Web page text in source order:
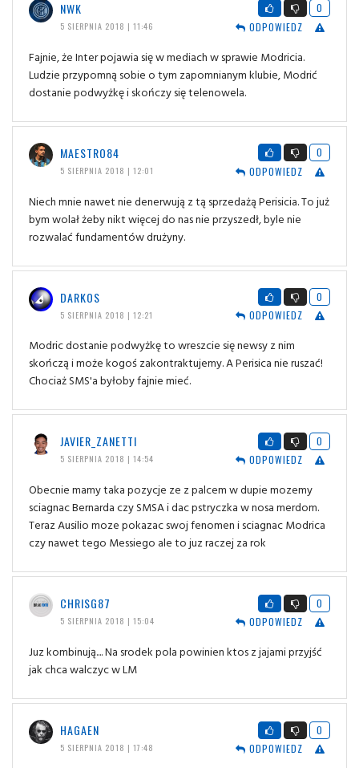
NWK
5 SIERPNIA 2018 | 11:46
0
ODPOWIEDZ
Fajnie, że Inter pojawia się w mediach w sprawie Modricia.
Ludzie przypomną sobie o tym zapomnianym klubie, Modrić
dostanie podwyżkę i skończy się telenowela.
MAESTRO84
5 SIERPNIA 2018 | 12:01
0
ODPOWIEDZ
Niech mnie nawet nie denerwują z tą sprzedażą Perisicia. To już
bym wolał żeby nikt więcej do nas nie przyszedł, byle nie
rozwalać fundamentów drużyny.
DARKOS
5 SIERPNIA 2018 | 12:21
0
ODPOWIEDZ
Modric dostanie podwyżkę to wreszcie się newsy z nim
skończą i może kogoś zakontraktujemy. A Perisica nie ruszać!
Chociaż SMS'a byłoby fajnie mieć.
JAVIER_ZANETTI
5 SIERPNIA 2018 | 14:54
0
ODPOWIEDZ
Obecnie mamy taka pozycje ze z palcem w dupie mozemy
sciagnac Bernarda czy SMSA i dac pstryczka w nosa merdom.
Teraz Ausilio moze pokazac swoj fenomen i sciagnac Modrica
czy nawet tego Messiego ale to juz raczej za rok
CHRISG87
5 SIERPNIA 2018 | 15:04
0
ODPOWIEDZ
Juz kombinują.... Na srodek pola powinien ktos z jajami przyjść
jak chca walczyc w LM
HAGAEN
5 SIERPNIA 2018 | 17:48
0
ODPOWIEDZ